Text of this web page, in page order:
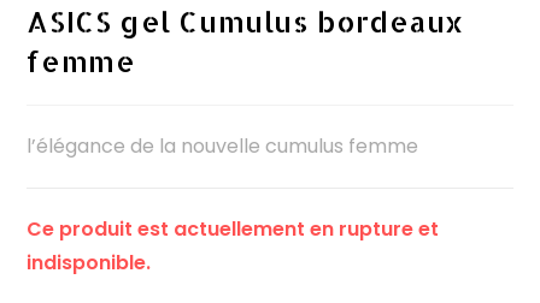
ASICS gel Cumulus bordeaux
femme
l’élégance de la nouvelle cumulus femme
Ce produit est actuellement en rupture et
indisponible.